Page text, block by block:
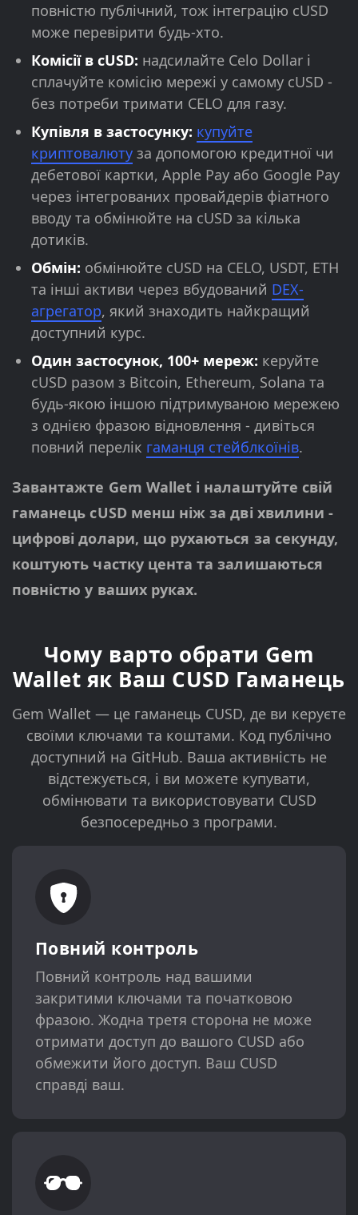
повністю публічний, тож інтеграцію cUSD
може перевірити будь-хто.
Комісії в cUSD: надсилайте Celo Dollar і
сплачуйте комісію мережі у самому cUSD -
без потреби тримати CELO для газу.
Купівля в застосунку: купуйте
криптовалюту за допомогою кредитної чи
дебетової картки, Apple Pay або Google Pay
через інтегрованих провайдерів фіатного
вводу та обмінюйте на cUSD за кілька
дотиків.
Обмін: обмінюйте cUSD на CELO, USDT, ETH
та інші активи через вбудований DEX-
агрегатор, який знаходить найкращий
доступний курс.
Один застосунок, 100+ мереж: керуйте
cUSD разом з Bitcoin, Ethereum, Solana та
будь-якою іншою підтримуваною мережею
з однією фразою відновлення - дивіться
повний перелік гаманця стейблкоїнів.
Завантажте Gem Wallet і налаштуйте свій
гаманець cUSD менш ніж за дві хвилини -
цифрові долари, що рухаються за секунду,
коштують частку цента та залишаються
повністю у ваших руках.
Чому варто обрати Gem
Wallet як Ваш CUSD Гаманець
Gem Wallet — це гаманець CUSD, де ви керуєте
своїми ключами та коштами. Код публічно
доступний на GitHub. Ваша активність не
відстежується, і ви можете купувати,
обмінювати та використовувати CUSD
безпосередньо з програми.
Повний контроль
Повний контроль над вашими
закритими ключами та початковою
фразою. Жодна третя сторона не може
отримати доступ до вашого CUSD або
обмежити його доступ. Ваш CUSD
справді ваш.